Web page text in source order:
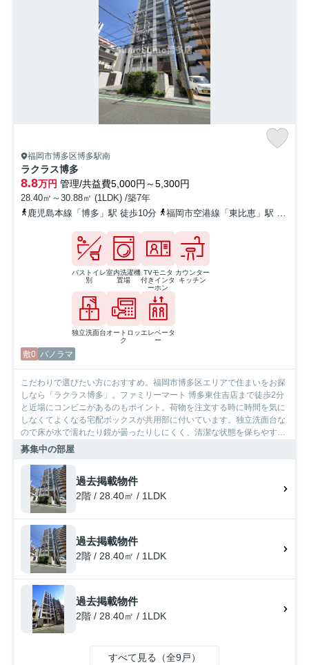
福岡市博多区博多駅南
ラクラス博多
8.8万円 管理/共益費5,000円～5,300円
28.40㎡～30.88㎡ (1LDK) /築7年
鹿児島本線「博多」駅 徒歩10分
福岡市空港線「東比恵」駅 徒歩13分
バストイレ
別
室内洗濯機
置場
TVモニタ
付きインタ
ーホン
カウンター
キッチン
独立洗面台オートロッ
ク
エレベータ
ー
敷0 パノラマ
こだわりで選びたい方におすすめ。福岡市博多区エリアで住まいをお探
しなら「ラクラス博多」。ファミリーマート 博多東住吉店まで徒歩2分
と近場にコンビニがあるのもポイント。荷物を注文する時に時間を気に
しなくてよくなる宅配ボックスが共用部に付いています。独立洗面台な
ので床が水で濡れたり鏡が曇ったりしにくく、清潔な状態を保ちやすく
なっております。SumoSumoでは、鹿児島本線博多を中心に数多くの不
動産情報を取り扱っております。駅から近い不動産をお求めの方は、
SumoSumoにお任せください。
募集中の部屋
過去掲載物件
2階 / 28.40㎡ / 1LDK
過去掲載物件
2階 / 28.40㎡ / 1LDK
過去掲載物件
2階 / 28.40㎡ / 1LDK
すべて見る（全9戸）